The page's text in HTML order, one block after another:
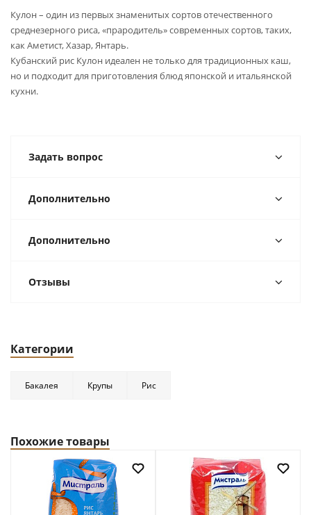
Кулон – один из первых знаменитых сортов отечественного
среднезерного риса, «прародитель» современных сортов, таких,
как Аметист, Хазар, Янтарь.
Кубанский рис Кулон идеален не только для традиционных каш,
но и подходит для приготовления блюд японской и итальянской
кухни.
Задать вопрос
Дополнительно
Дополнительно
Отзывы
Категории
Бакалея Крупы Рис
Похожие товары